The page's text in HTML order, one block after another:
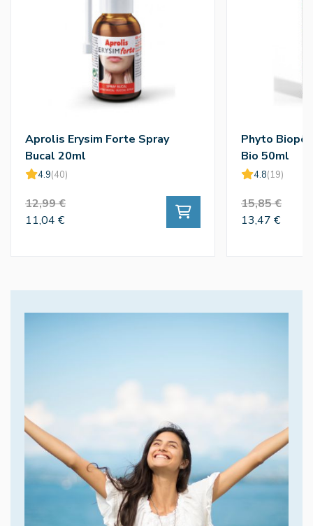
Aprolis Erysim Forte Spray
Bucal 20ml
4.9(40)
12,99 €
11,04 €
Phyto
Bio 50ml
4.8(19)
15,85 €
13,47 €